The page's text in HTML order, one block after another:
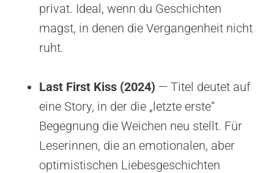
privat. Ideal, wenn du Geschichten
magst, in denen die Vergangenheit nicht
ruht.
Last First Kiss (2024) — Titel deutet auf
eine Story, in der die „letzte erste“
Begegnung die Weichen neu stellt. Für
Leserinnen, die an emotionalen, aber
optimistischen Liebesgeschichten